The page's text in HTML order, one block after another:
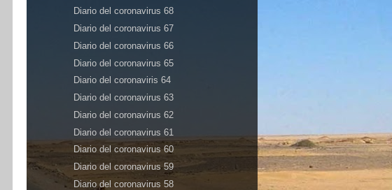
Diario del coronavirus 68
Diario del coronavirus 67
Diario del coronavirus 66
Diario del coronavirus 65
Diario del coronaviris 64
Diario del coronavirus 63
Diario del coronavirus 62
Diario del coronavirus 61
Diario del coronavirus 60
Diario del coronavirus 59
Diario del coronavirus 58